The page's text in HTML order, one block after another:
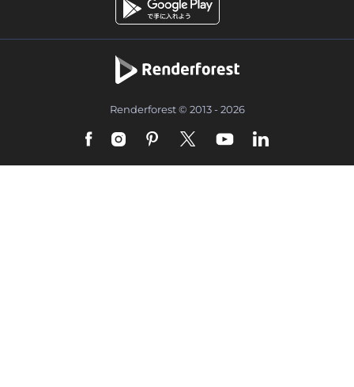
Renderforest © 2013 - 2026